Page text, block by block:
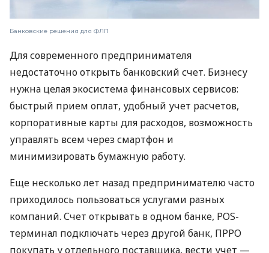
Банковские решения для ФЛП
Для современного предпринимателя
недостаточно открыть банковский счет. Бизнесу
нужна целая экосистема финансовых сервисов:
быстрый прием оплат, удобный учет расчетов,
корпоративные карты для расходов, возможность
управлять всем через смартфон и
минимизировать бумажную работу.
Еще несколько лет назад предпринимателю часто
приходилось пользоваться услугами разных
компаний. Счет открывать в одном банке, POS-
терминал подключать через другой банк, ПРРО
покупать у отдельного поставщика, вести учет —